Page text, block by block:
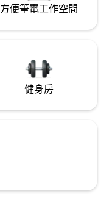
方便筆電工作空間
健身房